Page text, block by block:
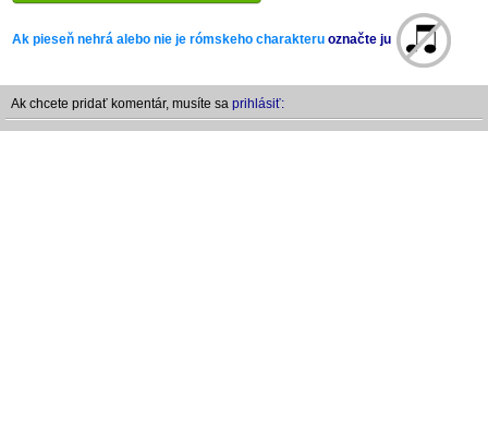
Ak pieseň nehrá alebo nie je rómskeho charakteru označte ju
Ak chcete pridať komentár, musíte sa prihlásiť: